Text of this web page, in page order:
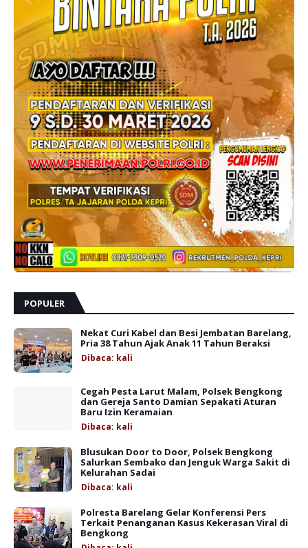
POPULER
Nekat Curi Kabel dan Besi Jembatan Barelang,
Pria 38 Tahun Ajak Anak 11 Tahun Beraksi
Dibaca: kali
Cegah Pesta Larut Malam, Polsek Bengkong
dan Gereja Santo Damian Sepakati Aturan
Baru Izin Keramaian
Dibaca: kali
Blusukan Door to Door, Polsek Bengkong
Salurkan Sembako dan Jenguk Warga Sakit di
Kelurahan Sadai
Dibaca: kali
Polresta Barelang Gelar Konferensi Pers
Terkait Penanganan Kasus Kekerasan Viral di
Bengkong